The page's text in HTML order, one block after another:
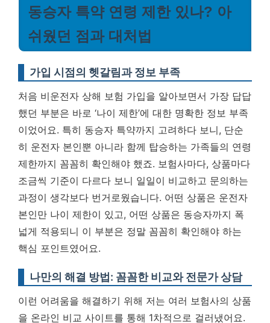
동승자 특약 연령 제한 있나? 아
쉬웠던 점과 대처법
가입 시점의 헷갈림과 정보 부족
처음 비운전자 상해 보험 가입을 알아보면서 가장 답답
했던 부분은 바로 ‘나이 제한’에 대한 명확한 정보 부족
이었어요. 특히 동승자 특약까지 고려하다 보니, 단순
히 운전자 본인뿐 아니라 함께 탑승하는 가족들의 연령
제한까지 꼼꼼히 확인해야 했죠. 보험사마다, 상품마다
조금씩 기준이 다르다 보니 일일이 비교하고 문의하는
과정이 생각보다 번거로웠습니다. 어떤 상품은 운전자
본인만 나이 제한이 있고, 어떤 상품은 동승자까지 폭
넓게 적용되니 이 부분은 정말 꼼꼼히 확인해야 하는
핵심 포인트였어요.
나만의 해결 방법: 꼼꼼한 비교와 전문가 상담
이런 어려움을 해결하기 위해 저는 여러 보험사의 상품
을 온라인 비교 사이트를 통해 1차적으로 걸러냈어요.